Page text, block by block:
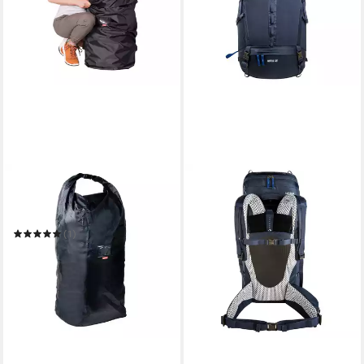
Rucksack Schutzsack
Universal Rucksack-
Schutzhülle
(1)
in 4-5 Werktagen bei dir